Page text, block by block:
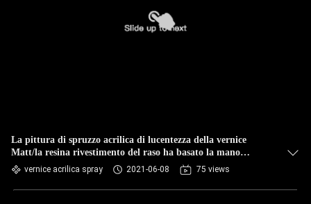
La pittura di spruzzo acrilica di lucentezza della vernice
Matt/la resina rivestimento del raso ha basato la mano
protettiva
vernice acrilica spray 2021-06-08 75 views